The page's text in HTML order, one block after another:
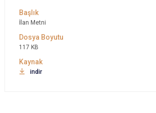
İlan Metni
117 KB
indir